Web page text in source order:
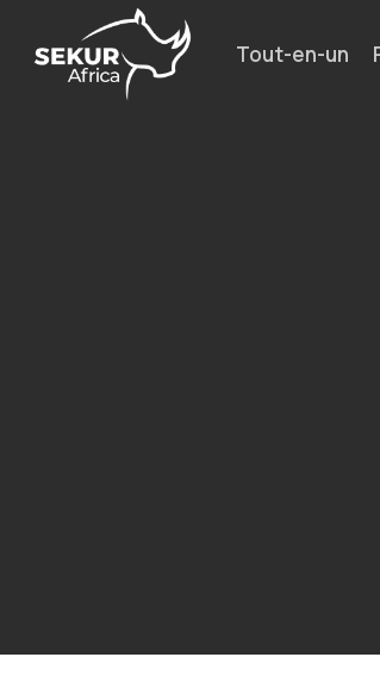
main
content
Tout-en-un